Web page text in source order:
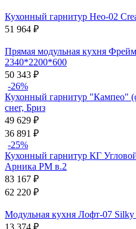
Кухонный гарнитур Нео-02
51 964 ₽
Прямая модульная кухня
2340*2200*600
50 343 ₽
-26%
Кухонный гарнитур "Кампео"
снег, Бриз
49 629 ₽
36 891 ₽
-25%
Кухонный гарнитур КГ
Арника РМ в.2
83 167 ₽
62 220 ₽
Модульная кухня Лофт-07 Silky
13 374 ₽